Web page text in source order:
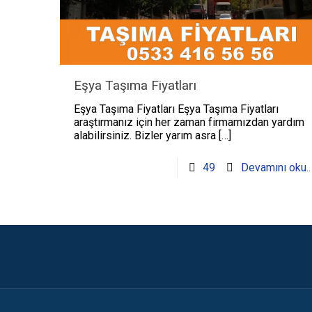
Eşya Taşıma Fiyatları
Eşya Taşıma Fiyatları Eşya Taşıma Fiyatları
araştırmanız için her zaman firmamızdan yardım
alabilirsiniz. Bizler yarım asra[…]
49 Devamını oku..